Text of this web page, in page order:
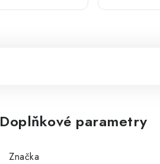
Doplňkové parametry
Značka